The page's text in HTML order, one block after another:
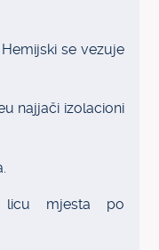
se vezuje
najjači izolacioni
licu mjesta po